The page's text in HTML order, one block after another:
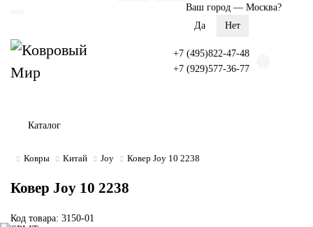
Ваш город — Москва?
+7 (495)822-47-48
+7 (929)577-36-77
Каталог
Ковры Китай Joy Ковер Joy 10 2238
Ковер Joy 10 2238
Код товара: 3150-01